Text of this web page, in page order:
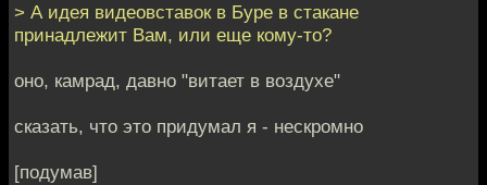
> А идея видеовставок в Буре в стакане
принадлежит Вам, или еще кому-то?
оно, камрад, давно "витает в воздухе"
сказать, что это придумал я - нескромно
[подумав]